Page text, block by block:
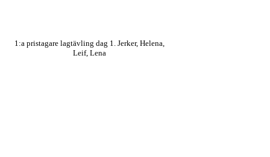
1:a pristagare lagtävling dag 1. Jerker, Helena,
Leif, Lena